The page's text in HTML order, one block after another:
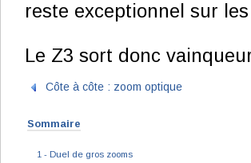
reste exceptionnel sur
Le Z3 sort donc
Côte à côte : zoom optique
Sommaire
1 - Duel de gros zooms